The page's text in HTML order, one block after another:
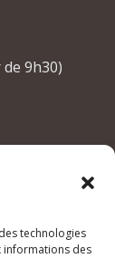
technologies
informations des
9h30)
et de